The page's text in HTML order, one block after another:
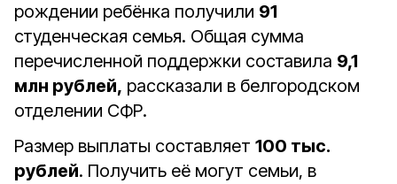
рождении ребёнка получили 91
студенческая семья. Общая сумма
перечисленной поддержки составила 9,1
млн рублей, рассказали в белгородском
отделении СФР.
Размер выплаты составляет 100 тыс.
рублей. Получить её могут семьи, в